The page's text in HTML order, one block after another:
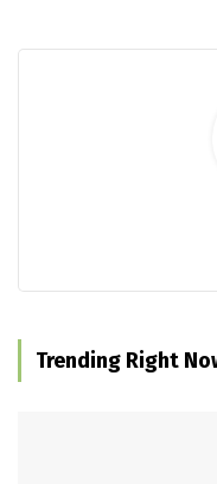
Trending Right